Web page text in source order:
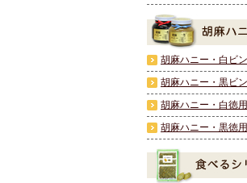
胡麻ハニー・白ビ
胡麻ハニー・黒ビ
胡麻ハニー・白徳
胡麻ハニー・黒徳